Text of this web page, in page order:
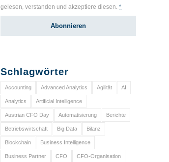
gelesen, verstanden und akzeptiere diesen.*
Schlagwörter
Accounting Advanced Analytics Agilität AI
Analytics Artificial Intelligence
Austrian CFO Day Automatisierung Berichte
Betriebswirtschaft Big Data Bilanz
Blockchain Business Intelligence
Business Partner CFO CFO-Organisation